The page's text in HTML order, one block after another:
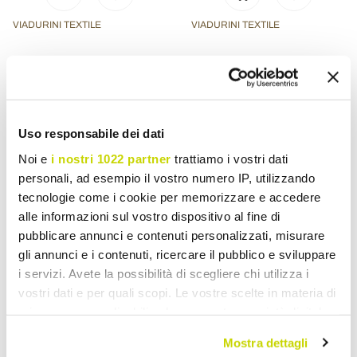
Uso responsabile dei dati
Noi e i nostri 1022 partner trattiamo i vostri dati
personali, ad esempio il vostro numero IP, utilizzando
tecnologie come i cookie per memorizzare e accedere
alle informazioni sul vostro dispositivo al fine di
pubblicare annunci e contenuti personalizzati, misurare
gli annunci e i contenuti, ricercare il pubblico e sviluppare
i servizi. Avete la possibilità di scegliere chi utilizza i
vostri dati e per quali scopi. Le vostre scelte in materia di
modificare o revocare il proprio consenso in qualsiasi
Mostra dettagli
VIADURINI TEXTILE
Italy - Fiumano
- 20%
VIADURINI TEXTILE
pat dublu, design de lux
Made in Italy - Fiumano